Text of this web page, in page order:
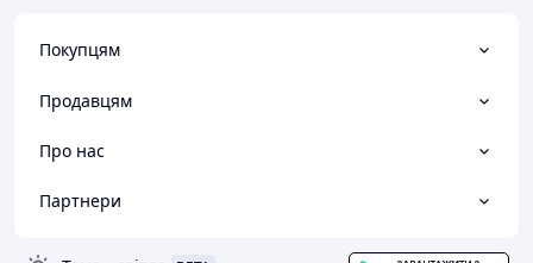
Покупцям
Продавцям
Про нас
Партнери